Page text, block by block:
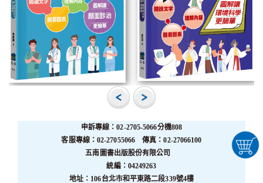
申訴專線：02-2705-5066分機808
客服專線：02-27055066 傳真：02-27066100
五南圖書出版股份有限公司
統編：04249263
地址：106台北市和平東路二段339號4樓